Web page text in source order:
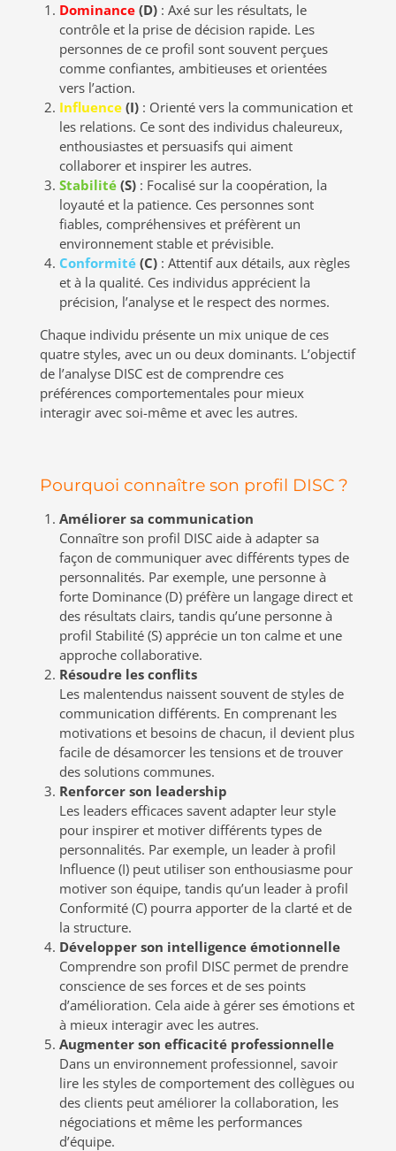
Dominance (D) : Axé sur les résultats, le
contrôle et la prise de décision rapide. Les
personnes de ce profil sont souvent perçues
comme confiantes, ambitieuses et orientées
vers l’action.
Influence (I) : Orienté vers la communication et
les relations. Ce sont des individus chaleureux,
enthousiastes et persuasifs qui aiment
collaborer et inspirer les autres.
Stabilité (S) : Focalisé sur la coopération, la
loyauté et la patience. Ces personnes sont
fiables, compréhensives et préfèrent un
environnement stable et prévisible.
Conformité (C) : Attentif aux détails, aux règles
et à la qualité. Ces individus apprécient la
précision, l’analyse et le respect des normes.
Chaque individu présente un mix unique de ces
quatre styles, avec un ou deux dominants. L’objectif
de l’analyse DISC est de comprendre ces
préférences comportementales pour mieux
interagir avec soi-même et avec les autres.
Pourquoi connaître son profil DISC ?
Améliorer sa communication
Connaître son profil DISC aide à adapter sa
façon de communiquer avec différents types de
personnalités. Par exemple, une personne à
forte Dominance (D) préfère un langage direct et
des résultats clairs, tandis qu’une personne à
profil Stabilité (S) apprécie un ton calme et une
approche collaborative.
Résoudre les conflits
Les malentendus naissent souvent de styles de
communication différents. En comprenant les
motivations et besoins de chacun, il devient plus
facile de désamorcer les tensions et de trouver
des solutions communes.
Renforcer son leadership
Les leaders efficaces savent adapter leur style
pour inspirer et motiver différents types de
personnalités. Par exemple, un leader à profil
Influence (I) peut utiliser son enthousiasme pour
motiver son équipe, tandis qu’un leader à profil
Conformité (C) pourra apporter de la clarté et de
la structure.
Développer son intelligence émotionnelle
Comprendre son profil DISC permet de prendre
conscience de ses forces et de ses points
d’amélioration. Cela aide à gérer ses émotions et
à mieux interagir avec les autres.
Augmenter son efficacité professionnelle
Dans un environnement professionnel, savoir
lire les styles de comportement des collègues ou
des clients peut améliorer la collaboration, les
négociations et même les performances
d’équipe.